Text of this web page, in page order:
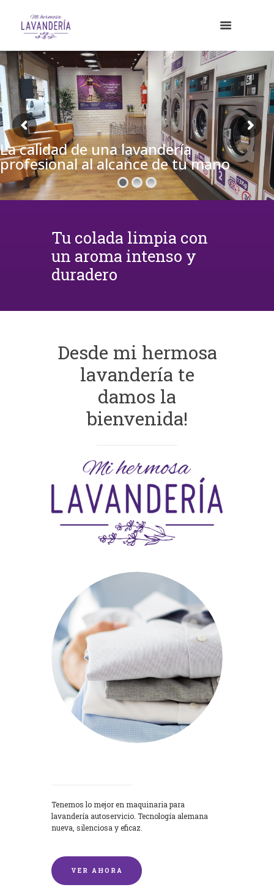
La calidad de una lavandería
profesional al alcance de tu mano
Tu colada limpia con
un aroma intenso y
duradero
Desde mi hermosa
lavandería te
damos la
bienvenida!
Tenemos lo mejor en maquinaria para
lavandería autoservicio. Tecnología alemana
nueva, silenciosa y eficaz.
VER AHORA